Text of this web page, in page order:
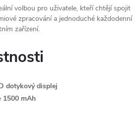
volbou pro uživatele, kteří chtějí spojit
zpracování a jednoduché každodenní
zařízení.
dotykový displej
1500 mAh